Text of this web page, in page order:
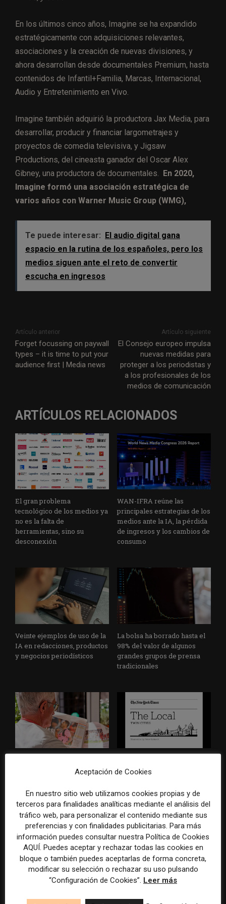
En los últimos cinco años, Imagine se ha expandido
estratégicamente con adquisiciones relevantes,
asociaciones y la creación de nuevas divisiones, y
ahora desarrollan desde documentales Premium, hasta
contenidos de Infantil+Familia, Marcas, Internacional,
Audio y Entretenimiento en Vivo.
Imagine también adquirió la productora Jax Media, para
desarrollar, producir y financiar largometrajes y
proyectos de comedia televisiva, y Jigsaw
Productions, del cineasta ganador del Oscar Alex
Gibney, una productora de documentales. En 2020,
Imagine formó una asociación estratégica de
varios años con Warner Music Group (WMG),
Te puede interesar: El audio digital gana
espacio en la rutina de los españoles, pero los
medios siguen ante el reto de convertir
escucha en ingresos
Artículo anterior
Forget focussing on paywall
types – it is time to put your
audience first | Media news
Artículo siguiente
El Consejo europeo impulsa
nuevas medidas para
proteger a los periodistas y
a los profesionales de los
medios de comunicación
ARTÍCULOS RELACIONADOS
El gran problema
tecnológico de los medios ya
no es la falta de
herramientas, sino su
desconexión
WAN-IFRA reúne las
principales estrategias de los
medios ante la IA, la pérdida
de ingresos y los cambios de
consumo
Veinte ejemplos de uso de la
IA en redacciones, productos
y negocios periodísticos
La bolsa ha borrado hasta el
98% del valor de algunos
grandes grupos de prensa
tradicionales
pero no siempre comunidad:
que siguen las noticias en
silencio
portada: la estrategia de los
ciudad a ciudad
Aceptación de Cookies
En nuestro sitio web utilizamos cookies propias y de
terceros para finalidades analíticas mediante el análisis del
tráfico web, para personalizar el contenido mediante sus
preferencias y con finalidades publicitarias. Para más
información puedes consultar nuestra Política de Cookies
AQUÍ. Puedes aceptar y rechazar todas las cookies en
bloque o también puedes aceptarlas de forma concreta,
modificar su selección o rechazar su uso pulsando
“Configuración de Cookies”. Leer más